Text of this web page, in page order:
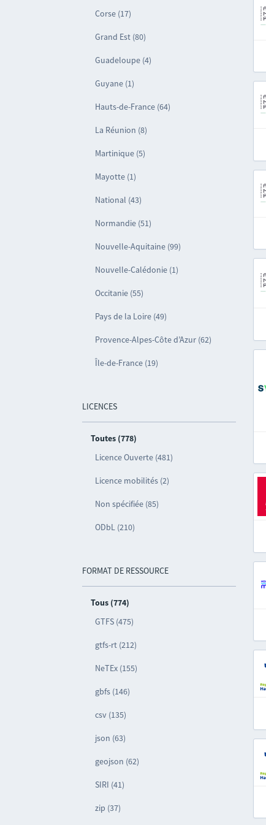
Corse (17)
Grand Est (80)
Guadeloupe (4)
Guyane (1)
Hauts-de-France (64)
La Réunion (8)
Martinique (5)
Mayotte (1)
National (43)
Normandie (51)
Nouvelle-Aquitaine (99)
Nouvelle-Calédonie (1)
Occitanie (55)
Pays de la Loire (49)
Provence-Alpes-Côte d’Azur (62)
Île-de-France (19)
LICENCES
Toutes (778)
Licence Ouverte (481)
Licence mobilités (2)
Non spécifiée (85)
ODbL (210)
FORMAT DE RESSOURCE
Tous (774)
GTFS (475)
gtfs-rt (212)
NeTEx (155)
gbfs (146)
csv (135)
json (63)
geojson (62)
SIRI (41)
zip (37)